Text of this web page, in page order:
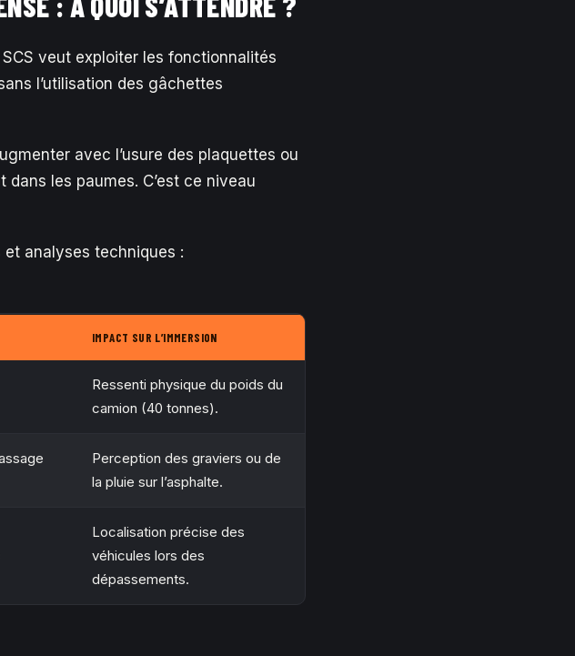
veut exploiter les fonctionnalités
l’utilisation des gâchettes
avec l’usure des plaquettes ou
les paumes. C’est ce niveau
analyses techniques :
IMPACT SUR L’IMMERSION
Ressenti physique du poids du
camion (40 tonnes).
Perception des graviers ou de
la pluie sur l’asphalte.
Localisation précise des
véhicules lors des
dépassements.